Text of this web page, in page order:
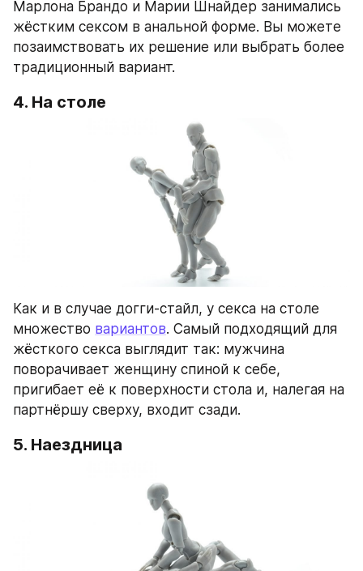
Марлона Брандо и Марии Шнайдер занимались
жёстким сексом в анальной форме. Вы можете
позаимствовать их решение или выбрать более
традиционный вариант.
4. На столе
Как и в случае догги-стайл, у секса на столе
множество вариантов. Самый подходящий для
жёсткого секса выглядит так: мужчина
поворачивает женщину спиной к себе,
пригибает её к поверхности стола и, налегая на
партнёршу сверху, входит сзади.
5. Наездница